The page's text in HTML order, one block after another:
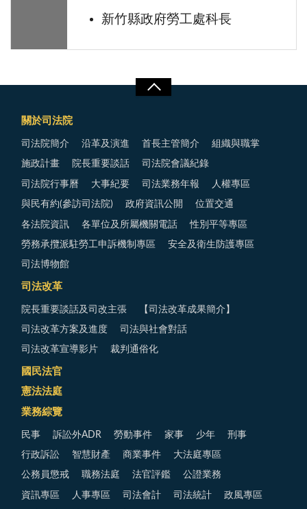
新竹縣政府勞工處科長
關於司法院
司法院簡介 沿革及演進 首長主管簡介 組織與職掌
施政計畫 院長重要談話 司法院會議紀錄
司法院行事曆 大事紀要 司法業務年報 人權專區
與民有約(參訪司法院) 政府資訊公開 位置交通
各法院資訊 各單位及所屬機關電話 性別平等專區
勞務承攬派駐勞工申訴機制專區 安全及衛生防護專區
司法博物館
司法改革
院長重要談話及司改主張 【司法改革成果簡介】
司法改革方案及進度 司法與社會對話
司法改革宣導影片 裁判通俗化
國民法官
憲法法庭
業務綜覽
民事 訴訟外ADR 勞動事件 家事 少年 刑事
行政訴訟 智慧財產 商業事件 大法庭專區
公務員懲戒 職務法庭 法官評鑑 公證業務
資訊專區 人事專區 司法會計 司法統計 政風專區